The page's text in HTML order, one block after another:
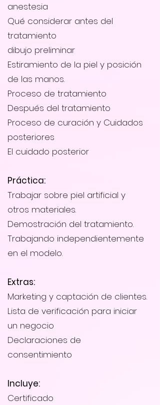
anestesia
Qué considerar antes del
tratamiento
dibujo preliminar
Estiramiento de la piel y posición
de las manos.
Proceso de tratamiento
Después del tratamiento
Proceso de curación y Cuidados
posteriores
El cuidado posterior
Práctica:
Trabajar sobre piel artificial y
otros materiales.
Demostración del tratamiento.
Trabajando independientemente
en el modelo.
Extras:
Marketing y captación de clientes.
Lista de verificación para iniciar
un negocio
Declaraciones de
consentimiento
Incluye:
Certificado